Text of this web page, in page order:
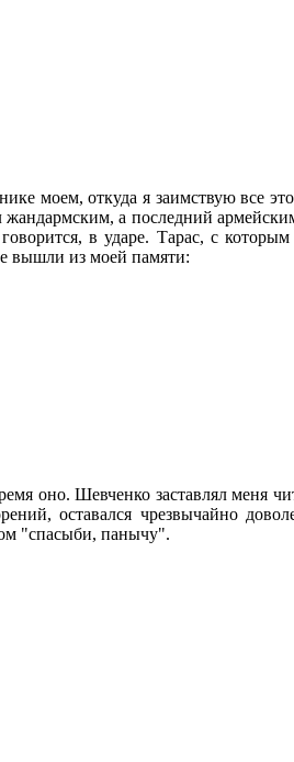
моем, откуда я заимствую все
а последний
в ударе. Тарас, с
вышли из моей памяти:
оно. Шевченко заставлял меня
оставался чрезвычайно
"спасыби, панычу".